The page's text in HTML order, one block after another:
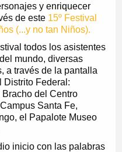
y enriquecer
de este 15º Festival
(...y no tan Niños).
todos los asistentes
mundo, diversas
a través de la pantalla
Distrito Federal:
del Centro
Santa Fe,
el Papalote Museo
inicio con las palabras